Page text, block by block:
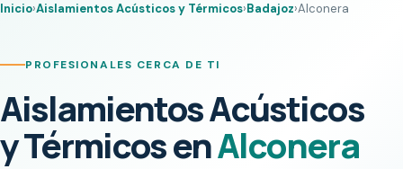
Inicio›Aislamientos Acústicos y Térmicos›Badajoz›Alconera
PROFESIONALES CERCA DE TI
Aislamientos Acústicos
y Térmicos enAlconera